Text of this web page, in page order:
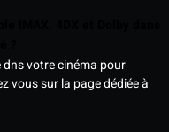
votre cinéma pour
vous sur la page dédiée à